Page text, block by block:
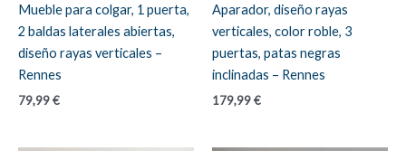
Mueble para colgar, 1 puerta,
2 baldas laterales abiertas,
diseño rayas verticales –
Rennes
79,99€
Aparador, diseño rayas
verticales, color roble, 3
puertas, patas negras
inclinadas – Rennes
179,99€